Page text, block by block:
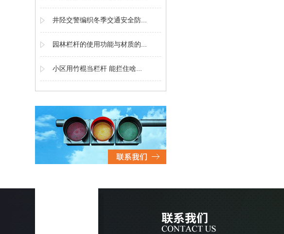
井陉交警编织冬季交通安全防...
园林栏杆的使用功能与材质的...
小区用竹棍当栏杆 能拦住啥...